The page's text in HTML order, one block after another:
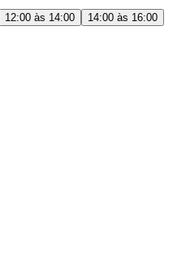
12:00 às 14:00
14:00 às 16:00